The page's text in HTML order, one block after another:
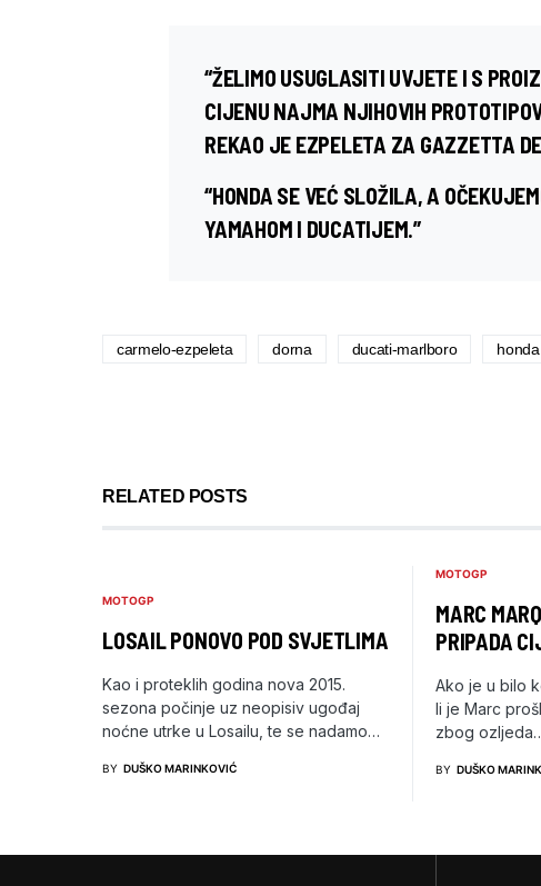
“ŽELIMO USUGLASITI UVJETE I S
CIJENU NAJMA NJIHOVIH
REKAO JE EZPELETA ZA GAZZETTA
“HONDA SE VEĆ SLOŽILA, A
YAMAHOM I DUCATIJEM.”
carmelo-ezpeleta dorna ducati-marlboro honda
RELATED POSTS
MOTOGP
LOSAIL PONOVO POD SVJETLIMA
Kao i proteklih godina nova 2015.
sezona počinje uz neopisiv ugođaj
noćne utrke u Losailu, te se nadamo…
BY DUŠKO MARINKOVIĆ
MOTOGP
MARC
PRIPADA
Ako je u bilo
li je Marc
zbog
BY DUŠKO